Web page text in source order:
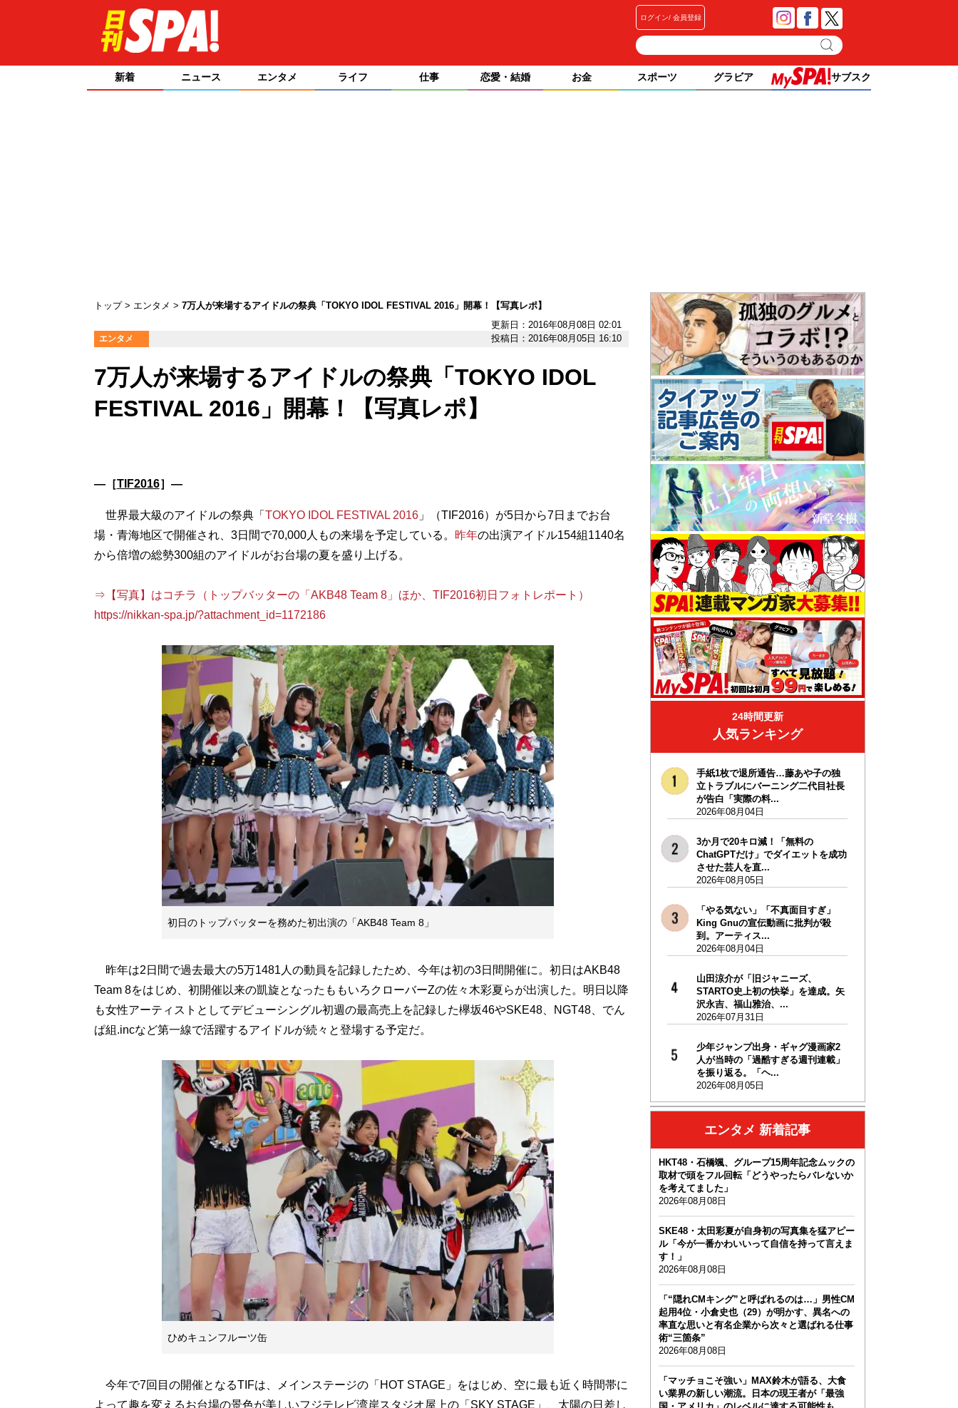
ログイン 会員登録
新着 ニュース エンタメ ライフ 仕事 恋愛・結婚 お金 スポーツ グラビア サブスク
トップ エンタメ
7万人が来場するアイドルの祭典「TOKYO IDOL FESTIVAL 2016」開幕！【写真レポ】
更新日：2016年08月08日 02:01
エンタメ 投稿日：2016年08月05日 16:10
7万人が来場するアイドルの祭典「TOKYO IDOL
FESTIVAL 2016」開幕！【写真レポ】
―［TIF2016］―
世界最大級のアイドルの祭典「 TOKYO IDOL FESTIVAL 2016」（TIF2016）が5日から7日までお台
場・青海地区で開催され、3日間で70,000人もの来場を予定している。 昨年の出演アイドル154組1140名
から倍増の総勢300組のアイドルがお台場の夏を盛り上げる。
⇒【写真】はコチラ（トップバッターの「AKB48 Team 8」ほか、TIF2016初日フォトレポート）
https://nikkan-spa.jp/?attachment_id=1172186
初日のトップバッターを務めた初出演の「AKB48 Team 8」
昨年は2日間で過去最大の5万1481人の動員を記録したため、今年は初の3日間開催に。初日はAKB48
Team 8をはじめ、初開催以来の凱旋となったももいろクローバーZの佐々木彩夏らが出演した。明日以降
も女性アーティストとしてデビューシングル初週の最高売上を記録した欅坂46やSKE48、NGT48、でん
ぱ組.incなど第一線で活躍するアイドルが続々と登場する予定だ。
ひめキュンフルーツ缶
今年で7回目の開催となるTIFは、メインステージの「HOT STAGE」をはじめ、空に最も近く時間帯に
よって趣を変えるお台場の景色が美しいフジテレビ湾岸スタジオ屋上の「SKY STAGE」、太陽の日差し
24時間更新
人気ランキング
手紙1枚で退所通告…藤あや子の独
立トラブルにバーニング二代目社長
が告白「実際の料...
2026年08月04日
3か月で20キロ減！「無料の
ChatGPTだけ」でダイエットを成功
させた芸人を直...
2026年08月05日
「やる気ない」「不真面目すぎ」
King Gnuの宣伝動画に批判が殺
到。アーティス...
2026年08月04日
山田涼介が「旧ジャニーズ、
STARTO史上初の快挙」を達成。矢
沢永吉、福山雅治、...
2026年07月31日
少年ジャンプ出身・ギャグ漫画家2
人が当時の「過酷すぎる週刊連載」
を振り返る。「ヘ...
2026年08月05日
エンタメ 新着記事
HKT48・石橋颯、グループ15周年記念ムックの
取材で頭をフル回転「どうやったらバレないか
を考えてました」
2026年08月08日
SKE48・太田彩夏が自身初の写真集を猛アピー
ル「今が一番かわいいって自信を持って言えま
す！」
2026年08月08日
「“隠れCMキング”と呼ばれるのは…」男性CM
起用4位・小倉史也（29）が明かす、異名への
率直な思いと有名企業から次々と選ばれる仕事
術“三箇条”
2026年08月08日
「マッチョこそ強い」MAX鈴木が語る、大食
い業界の新しい潮流。日本の現王者が「最強